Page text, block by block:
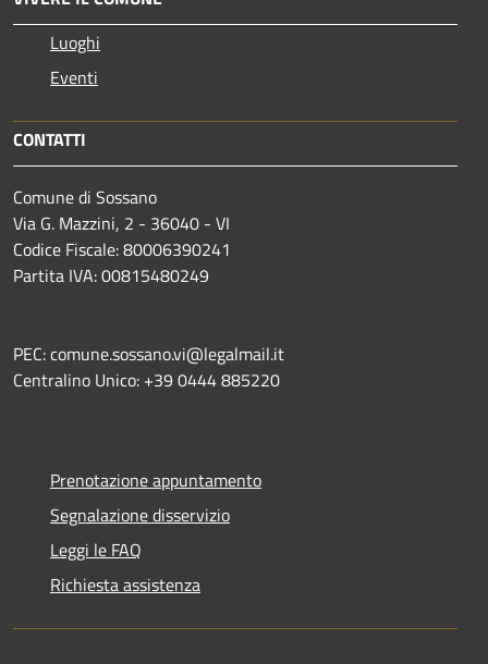
Luoghi
Eventi
CONTATTI
Comune di Sossano
Via G. Mazzini, 2 - 36040 - VI
Codice Fiscale: 80006390241
Partita IVA: 00815480249
PEC: comune.sossano.vi@legalmail.it
Centralino Unico: +39 0444 885220
Prenotazione appuntamento
Segnalazione disservizio
Leggi le FAQ
Richiesta assistenza